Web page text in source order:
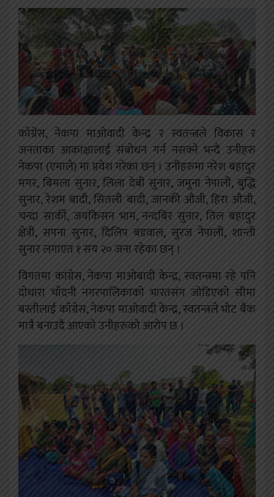
काँग्रेंस, नेकपा माओवादी केन्द्र र स्वतन्त्रले विकास र
जनताका आकांक्षालाई संबोधन गर्न नसक्ने भन्दै उनीहरु
नेकपा (एमाले) मा प्रवेश गरेका छन् । उनीहरुमा नरेश बहादुर
मगर, बिमला सुनार, लिला देबी सुनार, जमुना नेपाली, बुद्धि
सुनार, रेशम बादी, सितली बादी, जानकी औजी, हिरा औजी,
चन्दा सार्की, जयकिसन भाम, नन्दबिर सुनार, तिल बहादुर
क्षेत्री, सपना सुनार, दिलिप बडवाल, सुरज नेपाली, शान्ती
सुनार लगाएत १ सय २० जना रहेका छन् ।
विगतमा कांग्रेस, नेकपा माओबादी केन्द्र, स्वतन्त्रमा रहे पनि
दोधारा चाँदनी नगरपालिकाको भारतसंग जोडिएको सीमा
बस्तीलाई काँग्रेस, नेकपा माओवादी केन्द्र, स्वतन्त्रले भोट बैंक
मात्रै बनाउदै आएको उनीहरुको आरोप छ ।